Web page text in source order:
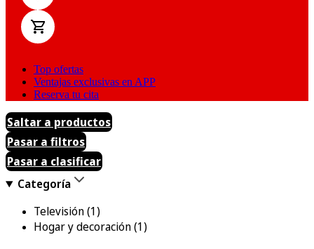
Top ofertas
Ventajas exclusivas en APP
Reserva tu cita
Saltar a productos
Pasar a filtros
Pasar a clasificar
Categoría
Televisión(1)
Hogar y decoración(1)